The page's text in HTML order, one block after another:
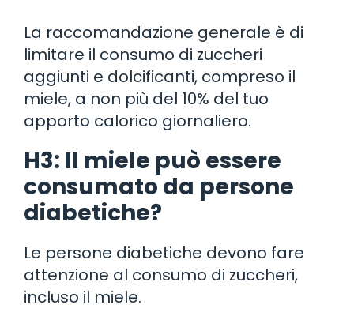
La raccomandazione generale è di
limitare il consumo di zuccheri
aggiunti e dolcificanti, compreso il
miele, a non più del 10% del tuo
apporto calorico giornaliero.
H3: Il miele può essere
consumato da persone
diabetiche?
Le persone diabetiche devono fare
attenzione al consumo di zuccheri,
incluso il miele.